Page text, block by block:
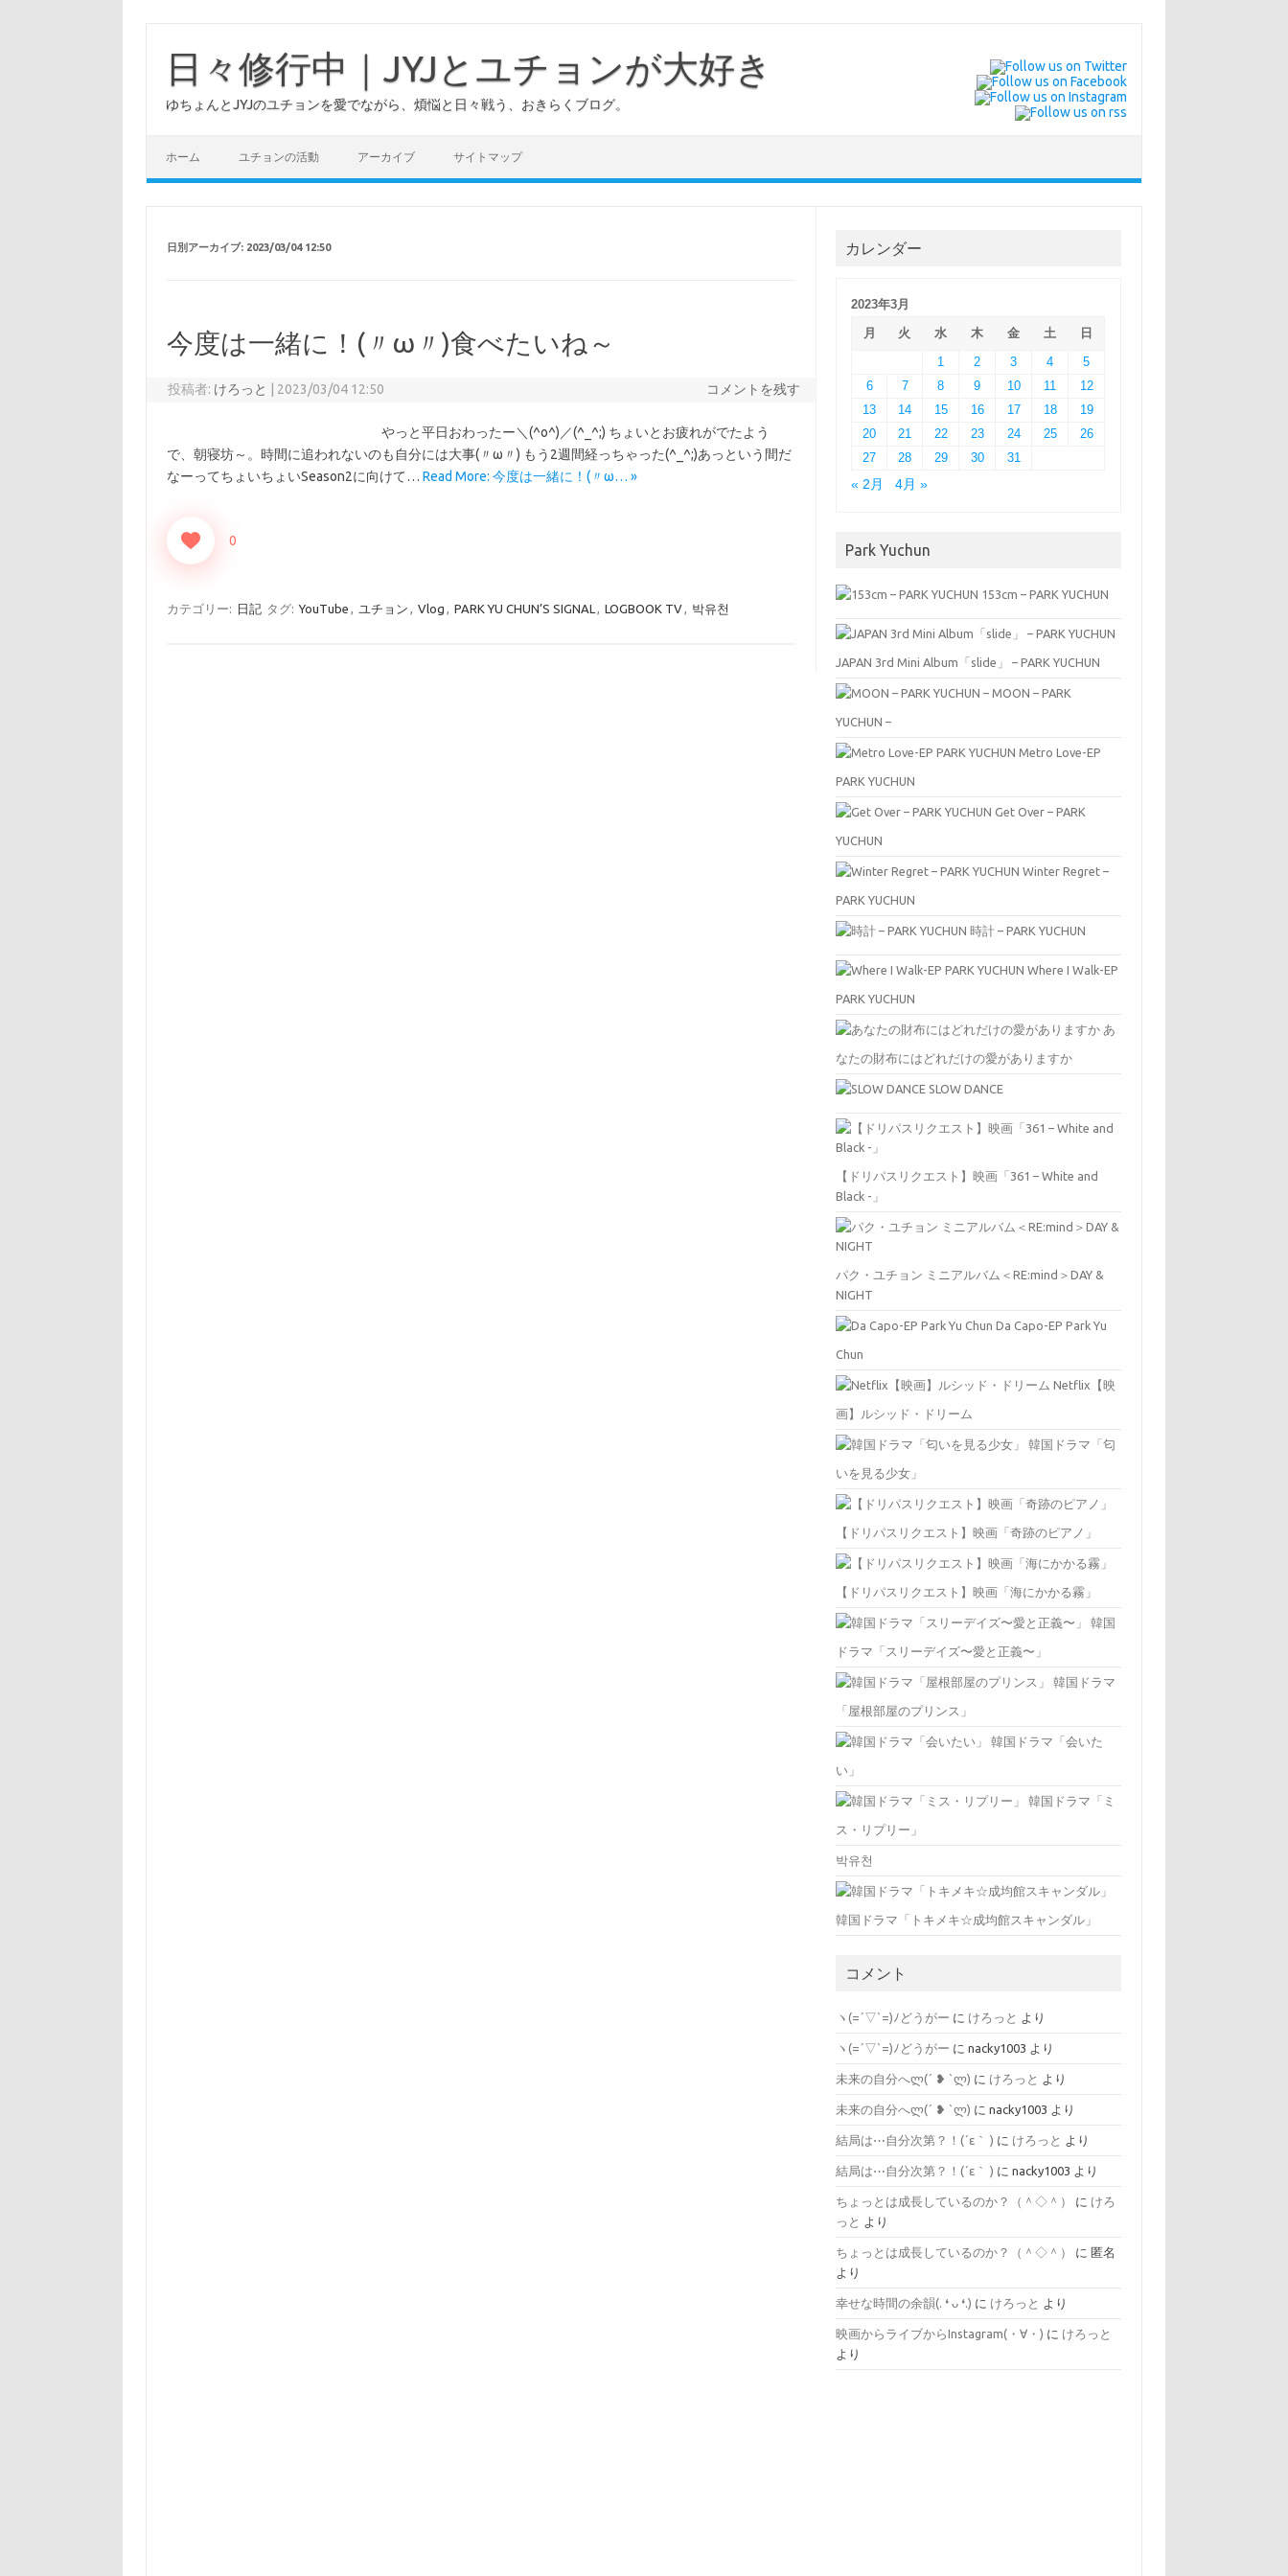
日々修行中｜JYJとユチョンが大好き
ゆちょんとJYJのユチョンを愛でながら、煩悩と日々戦う、おきらくブログ。
ホーム ユチョンの活動 アーカイブ サイトマップ
日別アーカイブ: 2023/03/04 12:50
今度は一緒に！(〃ω〃)食べたいね～
投稿者: けろっと 2023/03/04 12:50 コメントを残す
やっと平日おわったー＼(^o^)／(^_^;) ちょいとお疲れがでたよう
で、朝寝坊～。時間に追われないのも自分には大事(〃ω〃) もう2週間経っちゃった(^_^;)あっという間だ
なーってちょいちょいSeason2に向けて… Read More: 今度は一緒に！(〃ω… »
0
カテゴリー: 日記 タグ: YouTube , ユチョン , Vlog , PARK YU CHUN’S SIGNAL , LOGBOOK TV, 박유천
カレンダー
2023年3月
月
火 水 木 金 土
日
1
2 3 4
5
6
7 8 9 10 11
12
13
14 15 16 17 18
19
20
21 22 23 24 25
26
27
28 29 30
31
« 2月
4月 »
Park Yuchun
153cm – PARK YUCHUN
JAPAN 3rd Mini Album「slide」 – PARK YUCHUN
MOON – PARK
YUCHUN –
Metro Love-EP
PARK YUCHUN
Get Over – PARK
YUCHUN
Winter Regret –
PARK YUCHUN
時計 – PARK YUCHUN
Where I Walk-EP
PARK YUCHUN
あ
なたの財布にはどれだけの愛がありますか
SLOW DANCE
【ドリパスリクエスト】映画「361 – White and
Black -」
パク・ユチョン ミニアルバム＜RE:mind＞DAY &
NIGHT
Da Capo-EP Park Yu
Chun
Netflix【映
画】ルシッド・ドリーム
韓国ドラマ「匂
いを見る少女」
【ドリパスリクエスト】映画「奇跡のピアノ」
【ドリパスリクエスト】映画「海にかかる霧」
韓国
ドラマ「スリーデイズ〜愛と正義〜」
韓国ドラマ
「屋根部屋のプリンス」
韓国ドラマ「会いた
い」
韓国ドラマ「ミ
ス・リプリー」
박유천
韓国ドラマ「トキメキ☆成均館スキャンダル」
コメント
ヽ(=´▽`=)ﾉどうがー に けろっと より
ヽ(=´▽`=)ﾉどうがー にnacky1003 より
未来の自分へლ⁠(⁠´⁠ ⁠❥⁠ ⁠`⁠ლ⁠) に けろっと より
未来の自分へლ⁠(⁠´⁠ ⁠❥⁠ ⁠`⁠ლ⁠) にnacky1003 より
結局は⋯自分次第？！(´ε｀ ) に けろっと より
結局は⋯自分次第？！(´ε｀ ) にnacky1003 より
ちょっとは成長しているのか？（＾◇＾） に けろ
っと より
ちょっとは成長しているのか？（＾◇＾） に 匿名
より
幸せな時間の余韻(⁠.⁠ ⁠❛⁠ ⁠ᴗ⁠ ⁠❛⁠.⁠) に けろっと より
映画からライブからInstagram(⁠・⁠∀⁠・⁠) に けろっと
より